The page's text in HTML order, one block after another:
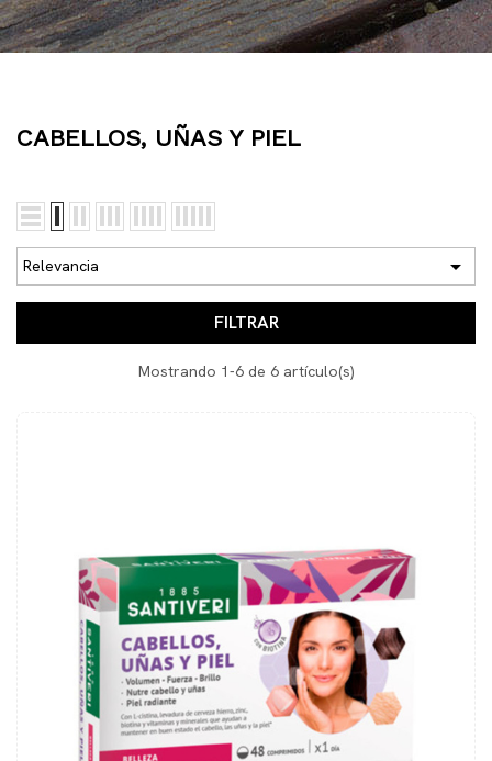
CABELLOS, UÑAS Y PIEL
Relevancia 
FILTRAR
Mostrando 1-6 de 6 artículo(s)